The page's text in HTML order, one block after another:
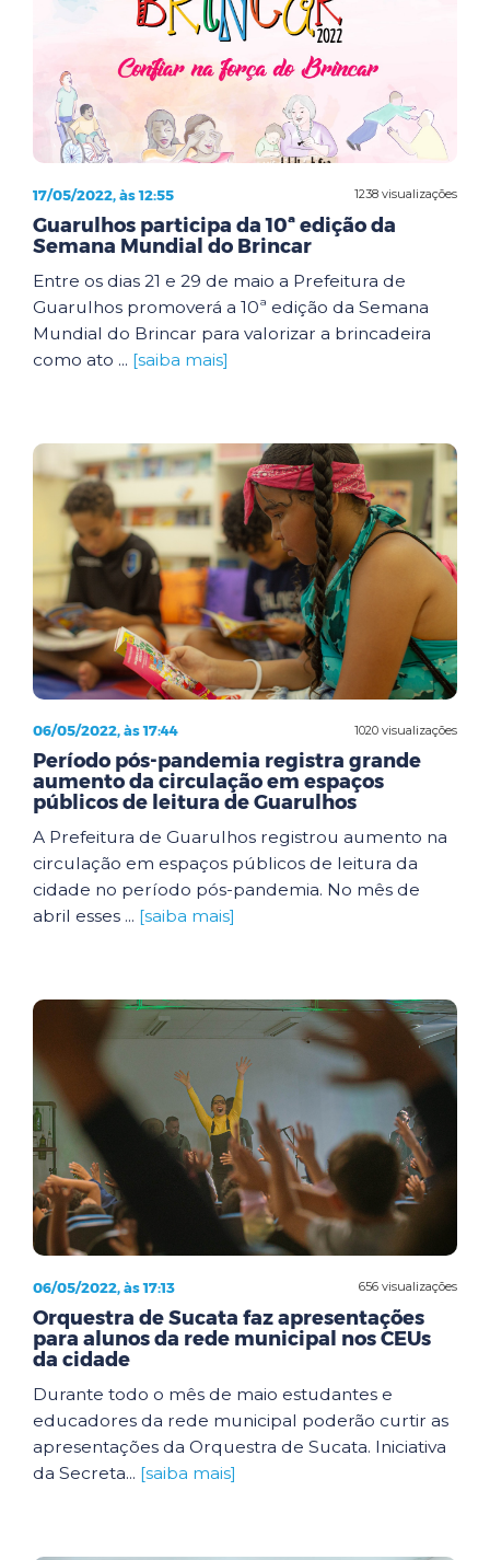
1238 visualizações
17/05/2022, às 12:55
Guarulhos participa da 10ª edição da
Semana Mundial do Brincar
Entre os dias 21 e 29 de maio a Prefeitura de
Guarulhos promoverá a 10ª edição da Semana
Mundial do Brincar para valorizar a brincadeira
como ato ... [saiba mais]
1020 visualizações
06/05/2022, às 17:44
Período pós-pandemia registra grande
aumento da circulação em espaços
públicos de leitura de Guarulhos
A Prefeitura de Guarulhos registrou aumento na
circulação em espaços públicos de leitura da
cidade no período pós-pandemia. No mês de
abril esses ... [saiba mais]
656 visualizações
06/05/2022, às 17:13
Orquestra de Sucata faz apresentações
para alunos da rede municipal nos CEUs
da cidade
Durante todo o mês de maio estudantes e
educadores da rede municipal poderão curtir as
apresentações da Orquestra de Sucata. Iniciativa
da Secreta... [saiba mais]